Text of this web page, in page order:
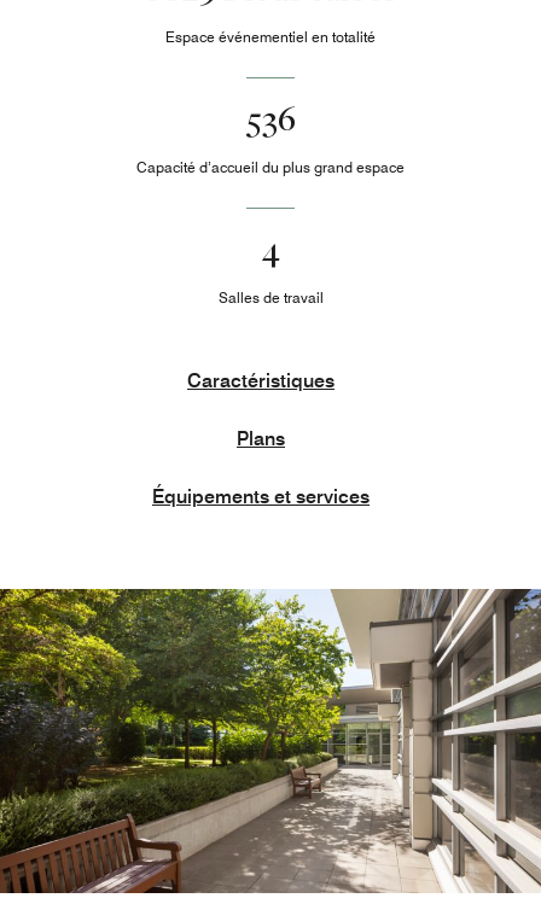
Espace événementiel en totalité
536
Capacité d’accueil du plus grand espace
4
Salles de travail
Caractéristiques
Plans
Équipements et services